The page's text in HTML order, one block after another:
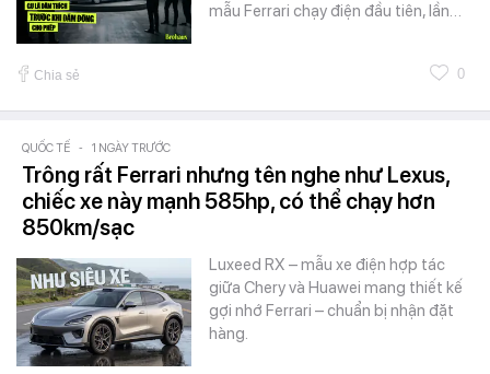
mẫu Ferrari chạy điện đầu tiên, lần…
Chia sẻ 0
QUỐC TẾ - 1 NGÀY TRƯỚC
Trông rất Ferrari nhưng tên nghe như Lexus,
chiếc xe này mạnh 585hp, có thể chạy hơn
850km/sạc
Luxeed RX – mẫu xe điện hợp tác
giữa Chery và Huawei mang thiết kế
gợi nhớ Ferrari – chuẩn bị nhận đặt
hàng.